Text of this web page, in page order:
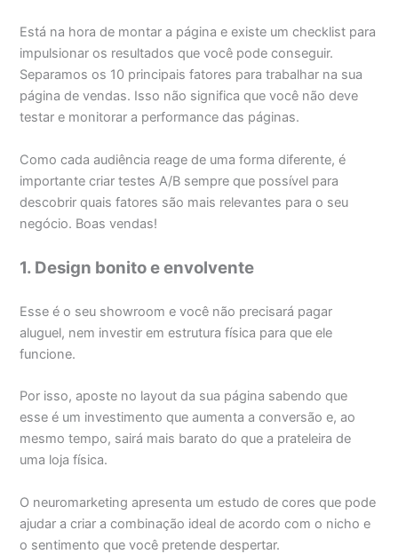
Está na hora de montar a página e existe um checklist para
impulsionar os resultados que você pode conseguir.
Separamos os 10 principais fatores para trabalhar na sua
página de vendas. Isso não significa que você não deve
testar e monitorar a performance das páginas.
Como cada audiência reage de uma forma diferente, é
importante criar testes A/B sempre que possível para
descobrir quais fatores são mais relevantes para o seu
negócio. Boas vendas!
1. Design bonito e envolvente
Esse é o seu showroom e você não precisará pagar
aluguel, nem investir em estrutura física para que ele
funcione.
Por isso, aposte no layout da sua página sabendo que
esse é um investimento que aumenta a conversão e, ao
mesmo tempo, sairá mais barato do que a prateleira de
uma loja física.
O neuromarketing apresenta um estudo de cores que pode
ajudar a criar a combinação ideal de acordo com o nicho e
o sentimento que você pretende despertar.